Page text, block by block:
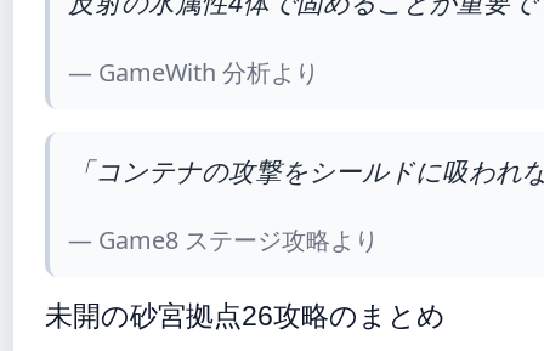
— GameWith 分析より
「コンテナの攻撃をシールドに吸わ
— Game8 ステージ攻略より
未開の砂宮拠点26攻略のまとめ